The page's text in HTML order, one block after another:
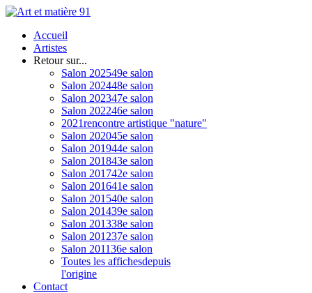
Accueil
Artistes
Retour sur...
Salon 202549e salon
Salon 202448e salon
Salon 202347e salon
Salon 202246e salon
2021rencontre artistique "nature"
Salon 202045e salon
Salon 201944e salon
Salon 201843e salon
Salon 201742e salon
Salon 201641e salon
Salon 201540e salon
Salon 201439e salon
Salon 201338e salon
Salon 201237e salon
Salon 201136e salon
Toutes les affichesdepuis
l'origine
Contact